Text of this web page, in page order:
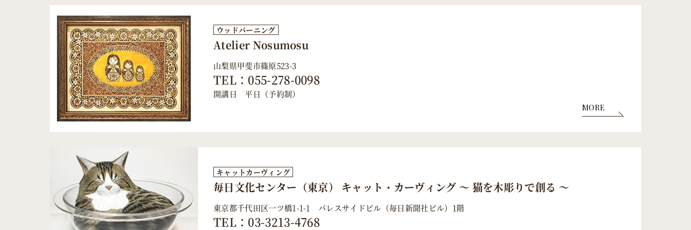
ウッドバーニング
Atelier Nosumosu
山梨県甲斐市篠原523-3
TEL：055-278-0098
開講日 平日（予約制）
MORE
キャットカーヴィング
毎日文化センター（東京） キャット・カーヴィング ～ 猫を木彫りで創る ～
東京都千代田区一ツ橋1-1-1 パレスサイドビル（毎日新聞社ビル）1階
TEL：03-3213-4768